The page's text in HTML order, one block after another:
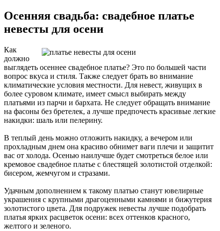
Осенняя свадьба: свадебное платье
невесты для осени
Как
должно
выглядеть осеннее свадебное платье? Это по большей части
вопрос вкуса и стиля. Также следует брать во внимание
климатические условия местности. Для невест, живущих в
более суровом климате, имеет смысл выбирать между
платьями из парчи и бархата. Не следует обращать внимание
на фасоны без бретелек, а лучше предпочесть красивые легкие
накидки: шаль или пелерину.
В теплый день можно отложить накидку, а вечером или
прохладным днем она красиво обнимет ваги плечи и защитит
вас от холода. Осенью наилучше будет смотреться белое или
кремовое свадебное платье с блестящей золотистой отделкой:
бисером, жемчугом и стразами.
Удачным дополнением к такому платью станут ювелирные
украшения с крупными драгоценными камнями и бижутерия
золотистого цвета. Для подружек невесты лучше подобрать
платья ярких расцветок осени: всех оттенков красного,
желтого и зеленого.